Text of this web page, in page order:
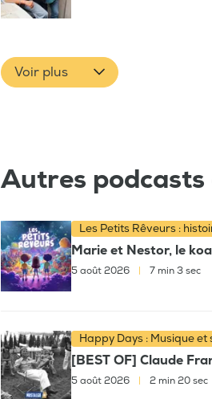
Voir plus
Autres
Les Petits Rêveurs :
Marie et Nestor, le
5 août 2026 7 min 3 sec
Happy Days : Musique
[BEST OF] Claude
5 août 2026 2 min 20 sec